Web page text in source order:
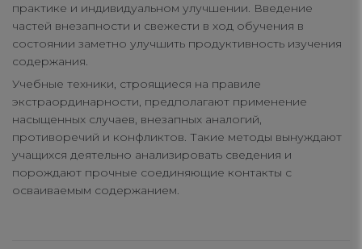
практике и индивидуальном улучшении. Введение
частей внезапности и свежести в ход обучения в
состоянии заметно улучшить продуктивность изучения
содержания.
Учебные техники, строящиеся на правиле
экстраординарности, предполагают применение
насыщенных случаев, внезапных аналогий,
противоречий и конфликтов. Такие методы вынуждают
учащихся деятельно анализировать сведения и
порождают прочные соединяющие контакты с
осваиваемым содержанием.